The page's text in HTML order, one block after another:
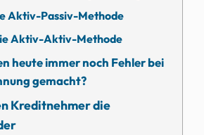
Aktiv-Passiv-Methode
Aktiv-Aktiv-Methode
heute immer noch Fehler bei
gemacht?
Kreditnehmer die